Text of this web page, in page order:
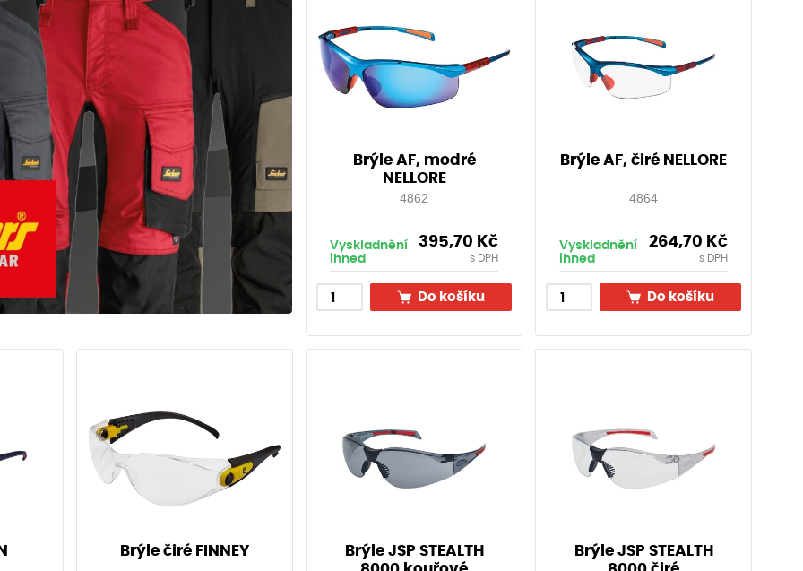
Brýle AF, modré
NELLORE
4862
Vyskladnění
ihned
395,70 Kč
s DPH
Do košíku
Brýle AF, čiré NELLORE
4864
Vyskladnění
ihned
264,70 Kč
s DPH
Do košíku
Brýle čiré FINNEY
Brýle JSP STEALTH
Brýle JSP STEALTH